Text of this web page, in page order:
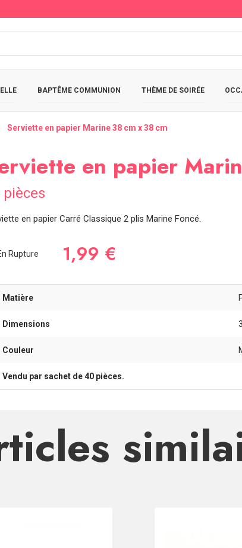
BAPTÊME COMMUNION THÈME DE SOIRÉE
Serviette en papier Marine 38 cm x 38 cm
en papier
pièces
en papier Carré Classique 2 plis Marine Foncé.
Rupture 1,99 €
Matière
Dimensions
Couleur
Vendu par sachet de 40 pièces.